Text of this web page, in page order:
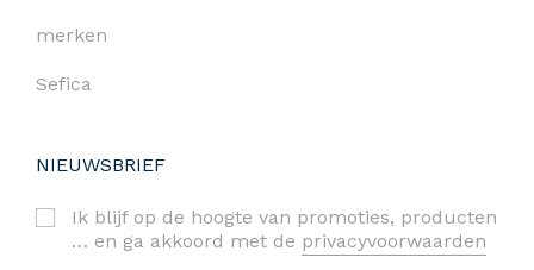
merken
Sefica
NIEUWSBRIEF
Ik blijf op de hoogte van promoties, producten
… en ga akkoord met de privacyvoorwaarden